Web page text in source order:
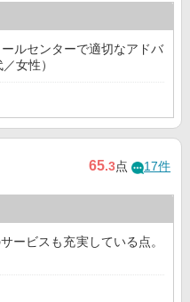
ルセンターで適切なアドバ
女性）
65.3点 17件
ービスも充実している点。